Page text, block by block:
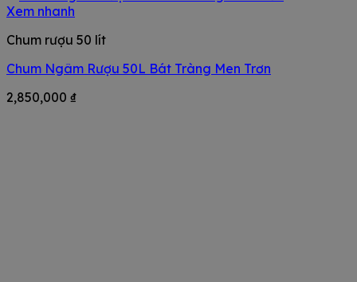
Xem nhanh
Chum rượu 50 lít
Chum Ngâm Rượu 50L Bát Tràng Men Trơn
2,850,000 ₫